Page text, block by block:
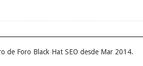
de Foro Black Hat SEO desde Mar 2014.